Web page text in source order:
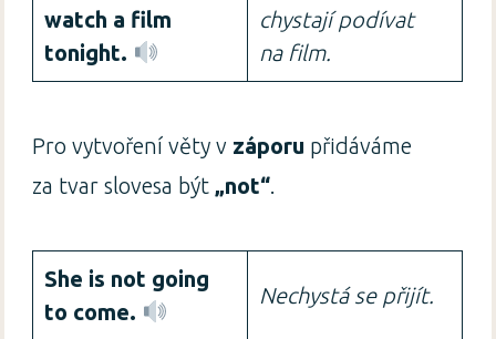
watch a film
tonight.
chystají podívat
na film.
Pro vytvoření věty v záporu přidáváme
za tvar slovesa být „not“
She is not going
to come.
Nechystá se přijít.